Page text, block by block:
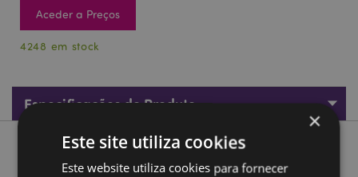
Aceder a Preços
4248 em stock
Especificações do Produto
Descrição do Produto
×
Este site utiliza cookies
Este website utiliza cookies para fornecer